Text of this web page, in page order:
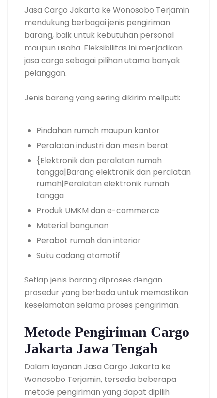
Jasa Cargo Jakarta ke Wonosobo Terjamin
mendukung berbagai jenis pengiriman
barang, baik untuk kebutuhan personal
maupun usaha. Fleksibilitas ini menjadikan
jasa cargo sebagai pilihan utama banyak
pelanggan.
Jenis barang yang sering dikirim meliputi:
Pindahan rumah maupun kantor
Peralatan industri dan mesin berat
{Elektronik dan peralatan rumah
tangga|Barang elektronik dan peralatan
rumah|Peralatan elektronik rumah
tangga
Produk UMKM dan e-commerce
Material bangunan
Perabot rumah dan interior
Suku cadang otomotif
Setiap jenis barang diproses dengan
prosedur yang berbeda untuk memastikan
keselamatan selama proses pengiriman.
Metode Pengiriman Cargo
Jakarta Jawa Tengah
Dalam layanan Jasa Cargo Jakarta ke
Wonosobo Terjamin, tersedia beberapa
metode pengiriman yang dapat dipilih